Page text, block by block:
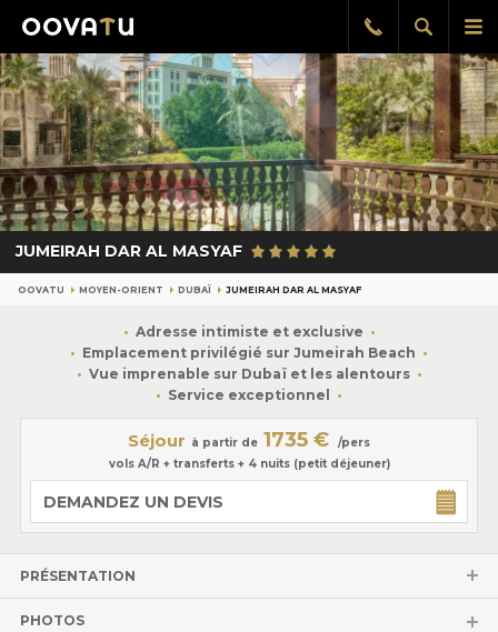
le
Afficher
la
Rappel
gratuit
JUMEIRAH DAR AL MASYAF
OOVATU MOYEN-ORIENT DUBAÏ JUMEIRAH DAR AL MASYAF
Adresse intimiste et exclusive
Emplacement privilégié sur Jumeirah Beach
Vue imprenable sur Dubaï et les alentours
Service exceptionnel
Séjour à partir de 1735 €
/pers
vols A/R + transferts + 4 nuits (petit déjeuner)
DEMANDEZ UN DEVIS
PRÉSENTATION
PHOTOS